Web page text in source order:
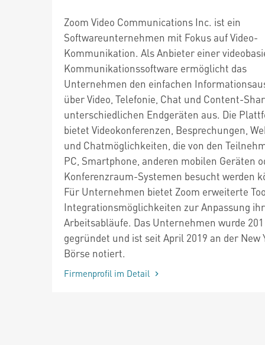
Zoom Video Communications Inc. ist ein
Softwareunternehmen mit Fokus auf Video-
Kommunikation. Als Anbieter einer
Kommunikationssoftware ermöglicht das
Unternehmen den einfachen
über Video, Telefonie, Chat und Content-
unterschiedlichen Endgeräten aus. Die
bietet Videokonferenzen, Besprechungen,
und Chatmöglichkeiten, die von den
PC, Smartphone, anderen mobilen Geräten
Konferenzraum-Systemen besucht werden
Für Unternehmen bietet Zoom erweiterte
Integrationsmöglichkeiten zur Anpassung
Arbeitsabläufe. Das Unternehmen wurde
gegründet und ist seit April 2019 an der New
Börse notiert.
Firmenprofil im Detail